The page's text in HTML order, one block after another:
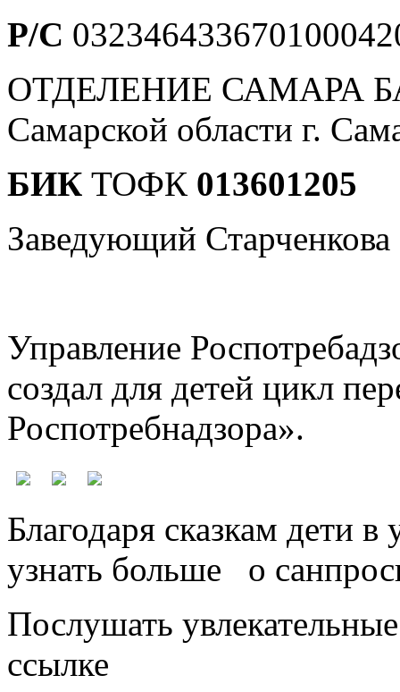
Р/С
ОТДЕЛЕНИЕ САМАРА
Самарской области г.
БИК ТОФК 013601205
Заведующий
Управление
создал для детей цикл
Роспотребнадзора».
Благодаря сказкам дети
узнать больше о
Послушать
ссылке